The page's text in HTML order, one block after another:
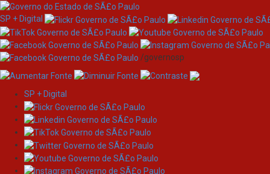
Skip
navigation
SP + Digital
/governosp
SP + Digital
Search